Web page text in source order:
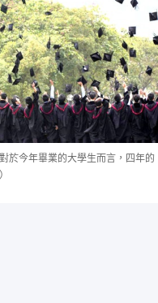
於今年畢業的大學生而言，四年的